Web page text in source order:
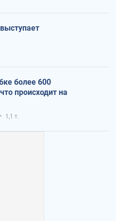
более 600
происходит на
1,1 т.